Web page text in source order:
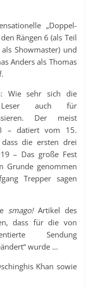
„Doppel-
Rängen 6 (als Teil
Showmaster) und
Anders als Thomas
Wie sehr sich die
auch für
Der meist
– datiert vom 15.
die ersten drei
– Das große Fest
Grunde genommen
Trepper sagen
smago!Artikel des
dass für die von
Sendung
wurde …
Khan sowie